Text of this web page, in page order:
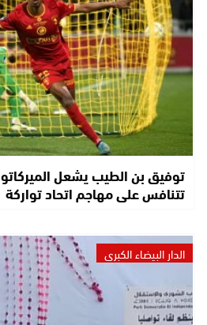
توفيق بن الطيب يشعل
تتنافس على مهاجم اتحاد تواركة
الدار البيضاء الكبرى